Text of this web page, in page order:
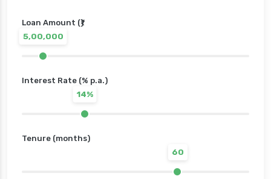
Loan Amount (₹)
5,00,000
Interest Rate (% p.a.)
14%
Tenure (months)
60